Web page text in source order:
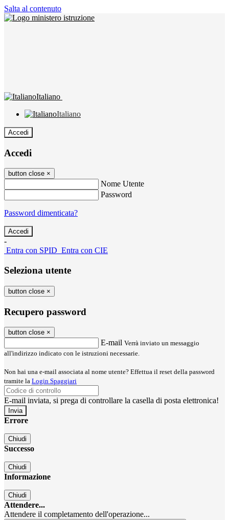
Salta al contenuto
Italiano
Italiano
Accedi
Accedi
button close ×
Nome Utente
Password
Password dimenticata?
-
Entra con SPID Entra con CIE
Seleziona utente
button close ×
Recupero password
button close ×
E-mail Verrà inviato un messaggio
all'indirizzo indicato con le istruzioni necessarie.
Non hai una e-mail associata al nome utente? Effettua il reset della password
tramite la Login Spaggiari
E-mail inviata, si prega di controllare la casella di posta elettronica!
Errore
Chiudi
Successo
Chiudi
Informazione
Chiudi
Attendere...
Attendere il completamento dell'operazione...